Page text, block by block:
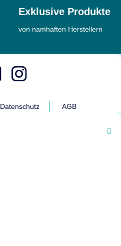
Exklusive Produkte
von namhaften Herstellern
Datenschutz AGB